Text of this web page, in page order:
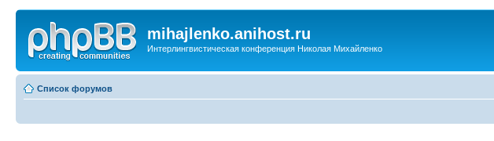
mihajlenko.anihost.ru
Интерлингвистическая конференция Николая Михайленко
Список форумов